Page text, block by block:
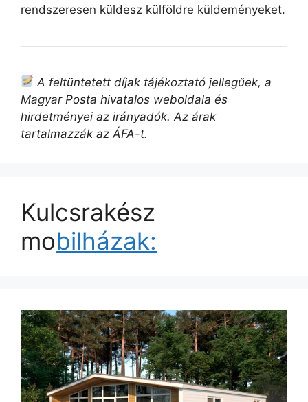
rendszeresen küldesz külföldre küldeményeket.
A feltüntetett díjak tájékoztató jellegűek, a
Magyar Posta hivatalos weboldala és
hirdetményei az irányadók. Az árak
tartalmazzák az ÁFA-t.
Kulcsrakész
mobilházak: